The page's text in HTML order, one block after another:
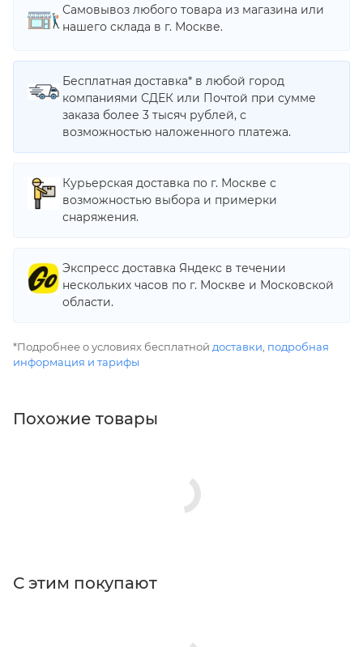
Самовывоз любого товара из магазина или
нашего склада в г. Москве.
Бесплатная доставка* в любой город
компаниями СДЕК или Почтой при сумме
заказа более 3 тысяч рублей, с
возможностью наложенного платежа.
Курьерская доставка по г. Москве с
возможностью выбора и примерки
снаряжения.
Экспресс доставка Яндекс в течении
нескольких часов по г. Москве и Московской
области.
*Подробнее о условиях бесплатной доставки подробная
информация и тарифы
Похожие товары
С этим покупают